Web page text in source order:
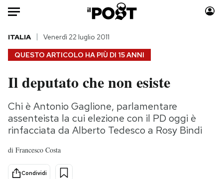
HOME
Italia
Politica
Tecnologia
Scienza
Cultura
Moda
Consumismi
Storie/Idee
QUESTO ARTICOLO HA PIÙ DI 15 ANNI
ITALIA Venerdì 22 luglio 2011
Il deputato che non esiste
Chi è Antonio Gaglione, parlamentare
assenteista la cui elezione con il PD oggi è
rinfacciata da Alberto Tedesco a Rosy Bindi
di Francesco Costa
Condividi